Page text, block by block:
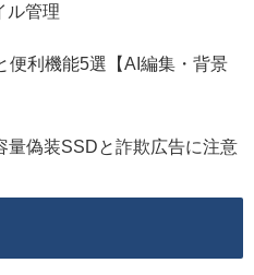
ル管理
便利機能5選【AI編集・背景
量偽装SSDと詐欺広告に注意